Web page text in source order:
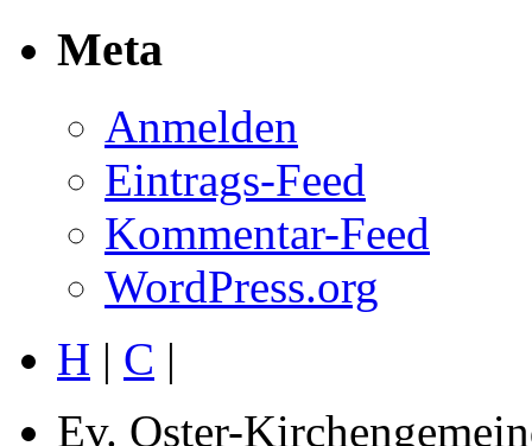
Meta
Anmelden
Eintrags-Feed
Kommentar-Feed
WordPress.org
H | C |
Ev. Oster-